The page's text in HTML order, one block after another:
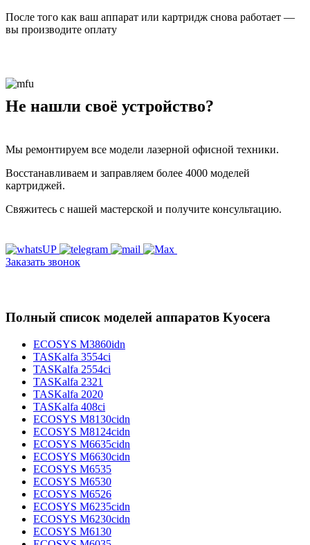
После того как ваш аппарат или картридж снова работает —
вы производите оплату
Не нашли своё устройство?
Мы ремонтируем все модели лазерной офисной техники.
Восстанавливаем и заправляем более 4000 моделей
картриджей.
Свяжитесь с нашей мастерской и получите консультацию.
Заказать звонок
Полный список моделей аппаратов Kyocera
ECOSYS M3860idn
TASKalfa 3554ci
TASKalfa 2554ci
TASKalfa 2321
TASKalfa 2020
TASKalfa 408ci
ECOSYS M8130cidn
ECOSYS M8124cidn
ECOSYS M6635cidn
ECOSYS M6630cidn
ECOSYS M6535
ECOSYS M6530
ECOSYS M6526
ECOSYS M6235cidn
ECOSYS M6230cidn
ECOSYS M6130